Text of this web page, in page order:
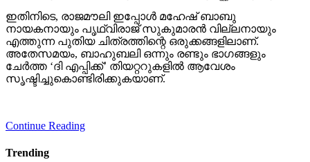
ഇതിനിടെ, രാജമൗലി ഇപ്പോള്‍ മഹേഷ് ബാബു
നായകനായും പൃഥ്വിരാജ് സുകുമാരന്‍ വില്ലനായും
എത്തുന്ന പുതിയ ചിത്രത്തിന്റെ ഒരുക്കങ്ങളിലാണ്.
അതേസമയം, ബാഹുബലി ഒന്നും രണ്ടും ഭാഗങ്ങളും
ചേര്‍ത്ത ‘ദി എപ്പിക്ക്’ തിയറ്ററുകളില്‍ ആവേശം
സൃഷ്ടിച്ചുകൊണ്ടിരിക്കുകയാണ്.
Continue Reading
Trending